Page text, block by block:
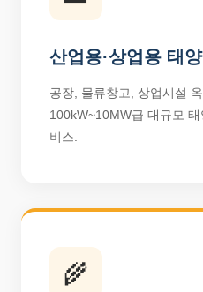
산업용·상업용 태
공장, 물류창고, 상업시설
100kW~10MW급 대규모
비스.
🌾